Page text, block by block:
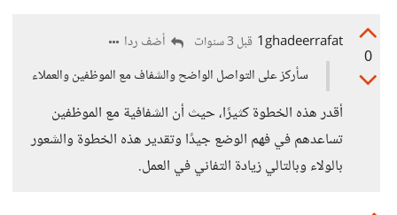
0
1ghadeerrafat قبل 3 سنوات
أضف ردا
سأركز على التواصل الواضح والشفاف مع الموظفين والعملاء
أقدر هذه الخطوة كثيرًا، حيث أن الشفافية مع الموظفين
تساعدهم في فهم الوضع جيدًا وتقدير هذه الخطوة والشعور
بالولاء وبالتالي زيادة التفاني في العمل.